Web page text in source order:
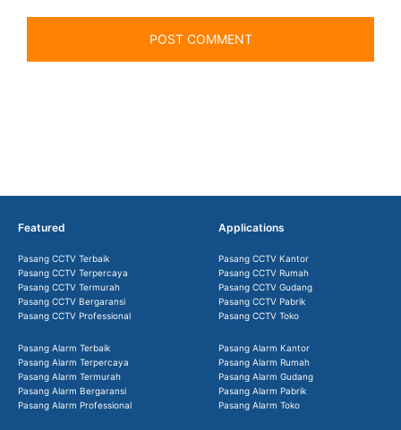
Featured
Pasang CCTV Terbaik
Pasang CCTV Terpercaya
Pasang CCTV Termurah
Pasang CCTV Bergaransi
Pasang CCTV Professional
Pasang Alarm Terbaik
Pasang Alarm Terpercaya
Pasang Alarm Termurah
Pasang Alarm Bergaransi
Pasang Alarm Professional
Applications
Pasang CCTV Kantor
Pasang CCTV Rumah
Pasang CCTV Gudang
Pasang CCTV Pabrik
Pasang CCTV Toko
Pasang Alarm Kantor
Pasang Alarm Rumah
Pasang Alarm Gudang
Pasang Alarm Pabrik
Pasang Alarm Toko